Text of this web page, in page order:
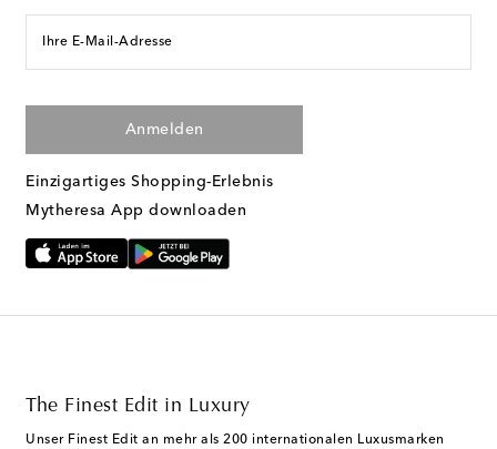
Ihre E-Mail-Adresse
Anmelden
Einzigartiges Shopping-Erlebnis
Mytheresa App downloaden
The Finest Edit in Luxury
Unser Finest Edit an mehr als 200 internationalen Luxusmarken